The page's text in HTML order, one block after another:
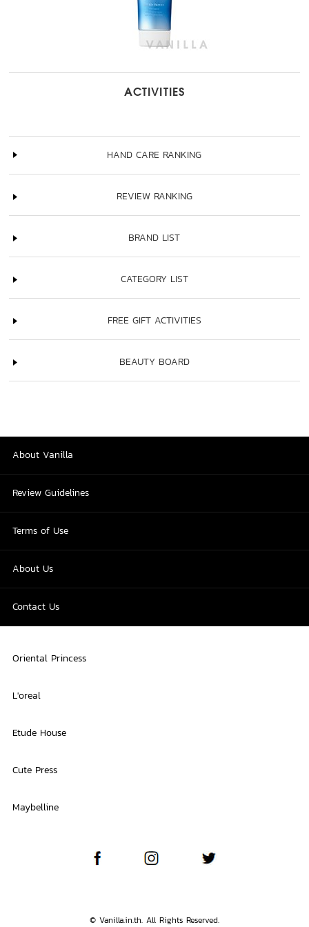
ACTIVITIES
HAND CARE RANKING
REVIEW RANKING
BRAND LIST
CATEGORY LIST
FREE GIFT ACTIVITIES
BEAUTY BOARD
About Vanilla
Review Guidelines
Terms of Use
About Us
Contact Us
Oriental Princess
L'oreal
Etude House
Cute Press
Maybelline
© Vanilla.in.th. All Rights Reserved.